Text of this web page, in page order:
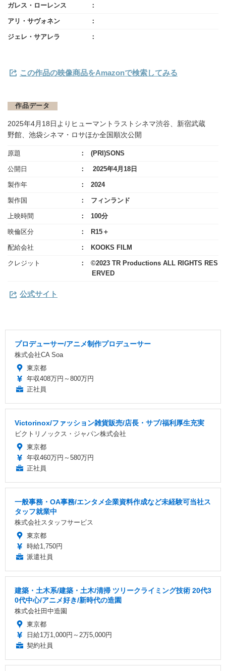
ガレス・ローレンス
アリ・サヴォネン
ジェレ・サアレラ
この作品の映像商品をAmazonで検索してみる
作品データ
2025年4月18日よりヒューマントラストシネマ渋谷、新宿武蔵
野館、池袋シネマ・ロサほか全国順次公開
原題 (PRI)SONS
公開日 2025年4月18日
製作年 2024
製作国 フィンランド
上映時間 100分
映倫区分 R15＋
配給会社 KOOKS FILM
クレジット
©2023 TR Productions ALL RIGHTS RES
ERVED
公式サイト
プロデューサー/アニメ制作プロデューサー
株式会社CA Soa
東京都
年収408万円～800万円
正社員
Victorinox/ファッション雑貨販売/店長・サブ/福利厚生充実
ビクトリノックス・ジャパン株式会社
東京都
年収460万円～580万円
正社員
一般事務・OA事務/エンタメ企業資料作成など未経験可当社ス
タッフ就業中
株式会社スタッフサービス
東京都
時給1,750円
派遣社員
建築・土木系/建築・土木/清掃 ツリークライミング技術 20代3
0代中心/アニメ好き/新時代の造園
株式会社田中造園
東京都
日給1万1,000円～2万5,000円
契約社員